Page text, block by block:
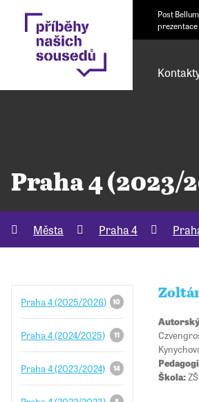
Post Bellum
prezentace
Praha 4 (2023/
Města Praha 4
Praha 4 (2025/2026) 10
Praha 4 (2024/2025) 11
Praha 4 (2023/2024) 14
Škola: